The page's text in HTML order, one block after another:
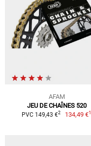
AFAM
JEU DE CHAÎNES 520
PVC 149,43 €2 134,49 €1